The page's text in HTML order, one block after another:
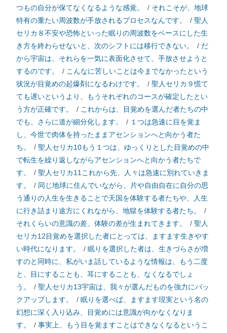
つもの自分が保てなくなるような感覚。
/ それこそが、地球
特有の重たい周波数が手放されるプロセスなんです。
/ 聖人
セリカ８不安や恐怖といった眠りの周波数をベースにした生
き方を終わらせないと、次のシフトには移行できない。
/ だ
から宇宙は、それらを一気に表面化させて、手放させようと
するのです。
/ こんなに苦しいことは今までなかったという
状況が目覚めの起爆剤になるわけです。
/ 聖人セリカ９慌て
ても遅いというより、もうそれぞれのコースが確定したとい
う方が正確です。
/ これからは、目覚めを選んだ者たちの中
でも、さらに道が細分化します。
/ １つは急速に目を覚ま
し、今世で肉体を持ったままアセンションへと向かう者た
ち。
/ 聖人セリカ10もう１つは、ゆっくりとした目覚めの中
で転生を繰り返しながらアセンションへと向かう者たちで
す。
/ 聖人セリカ11これから先、人々は急速に別れていきま
す。
/ 同じ地球に住んでいながら、片や自由自在に自分の思
う通りの人生を生きることで天国を体験する者たちや、人生
に行き詰まり途方にくれながら、地獄を体験する者たち。
/
それくらいの意識の差、体験の差が生まれてきます。
/ 聖人
セリカ12目覚めを選択した者にとっては、ますます生きやす
い時代になります。
/ 眠りを選択した者は、生きづらさが増
すのと同時に、私がいま話しているような情報は、もう二度
と、目にすることも、耳にすることも、なくなるでしょ
う。
/ 聖人セリカ13宇宙は、我々が選んだものを強力にバッ
クアップします。
/ 眠りを選べば、ますます現実という名の
幻想に深く入り込み、目覚めには意識が向かなくなりま
す。
/ 事実上、もう目を覚ますことはできなくなるというこ